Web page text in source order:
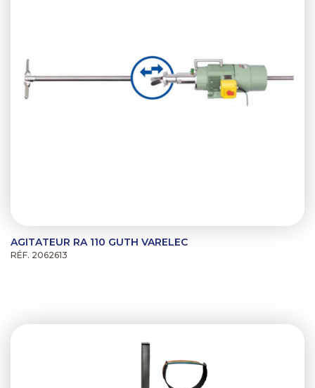
AGITATEUR RA 110 GUTH VARELEC
RÉF. 2062613